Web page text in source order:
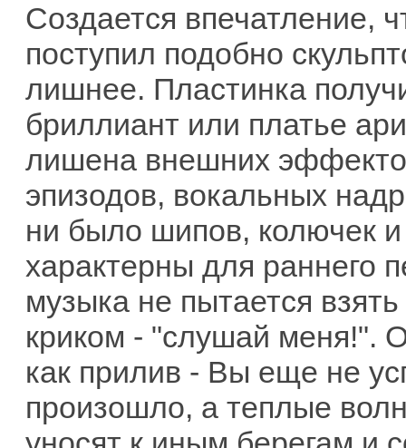
Создается впечатление,
поступил подобно
лишнее. Пластинка
бриллиант или платье
лишена внешних
эпизодов, вокальных
ни было шипов, колючек и
характерны для раннего
музыка не пытается
криком - "слушай меня!".
как прилив - Вы еще не
произошло, а теплые